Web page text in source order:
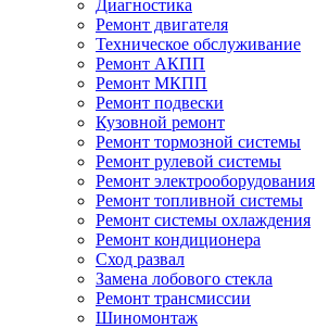
Диагностика
Ремонт двигателя
Техническое обслуживание
Ремонт АКПП
Ремонт МКПП
Ремонт подвески
Кузовной ремонт
Ремонт тормозной системы
Ремонт рулевой системы
Ремонт электрооборудования
Ремонт топливной системы
Ремонт системы охлаждения
Ремонт кондиционера
Сход развал
Замена лобового стекла
Ремонт трансмиссии
Шиномонтаж